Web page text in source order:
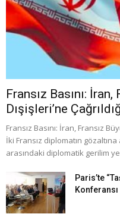
Fransız Basını:
Dışişleri’ne
Fransız Basını: İran, Fransız
İki Fransız diplomatın
arasındaki diplomatik gerilim
Paris’te